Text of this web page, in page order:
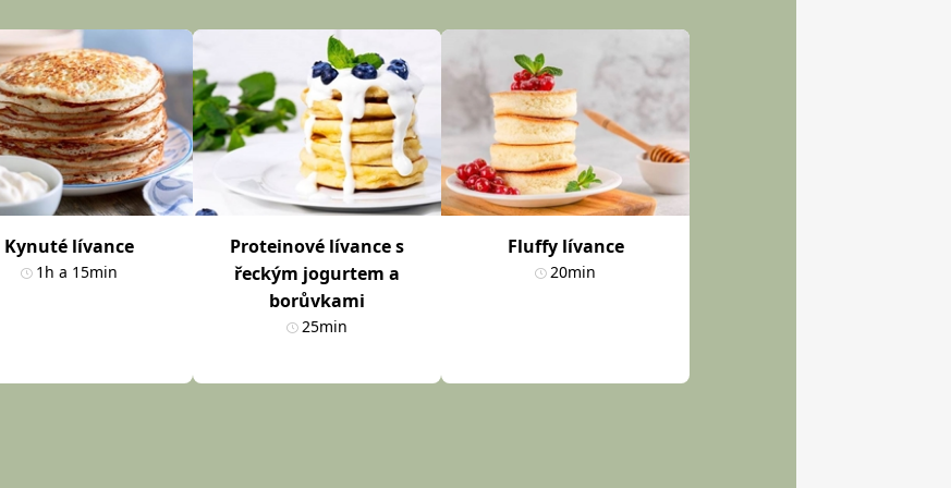
Kynuté lívance
1h a 15min
Proteinové lívance s
řeckým jogurtem a
borůvkami
25min
Fluffy lívance
20min